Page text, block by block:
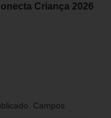
Criança 2026
Campos